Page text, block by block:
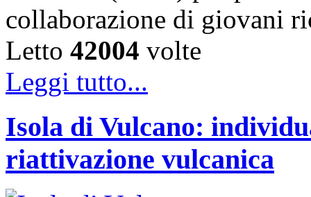
collaborazione di giovani
Letto 42004 volte
Leggi tutto...
Isola di Vulcano:
riattivazione vulcanica